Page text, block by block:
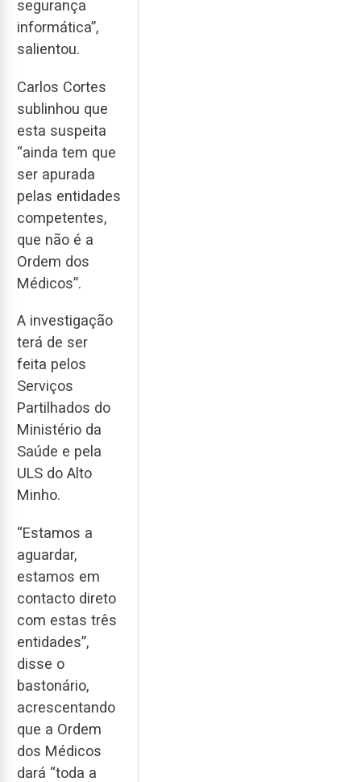
segurança
informática”,
salientou.
Carlos Cortes
sublinhou que
esta suspeita
“ainda tem que
ser apurada
pelas entidades
competentes,
que não é a
Ordem dos
Médicos”.
A investigação
terá de ser
feita pelos
Serviços
Partilhados do
Ministério da
Saúde e pela
ULS do Alto
Minho.
“Estamos a
aguardar,
estamos em
contacto direto
com estas três
entidades”,
disse o
bastonário,
acrescentando
que a Ordem
dos Médicos
dará “toda a